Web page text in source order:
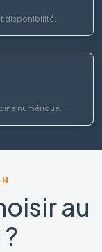
disponibilité.
numérique.
au